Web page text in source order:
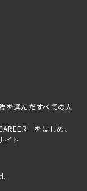
を選んだすべての人
」をはじめ、
イト